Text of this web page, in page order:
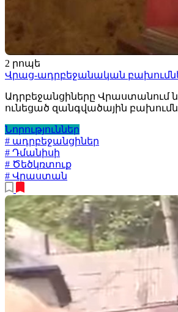
2 րոպե
Վրաց-ադրբեջանական
Ադրբեջանցիները Վրաստանում
ունեցած զանգվածային
Նորություններ
# ադրբեջանցիներ
# Դմանիսի
# Ծեծկռտուք
# Վրաստան